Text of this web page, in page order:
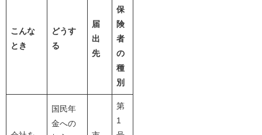
こんな
とき
どうす
る
届
出
先
保
険
者
の
種
別
国民年
金への
第
1